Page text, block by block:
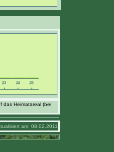
das Heimatareal (bei
am: 08.02.2011